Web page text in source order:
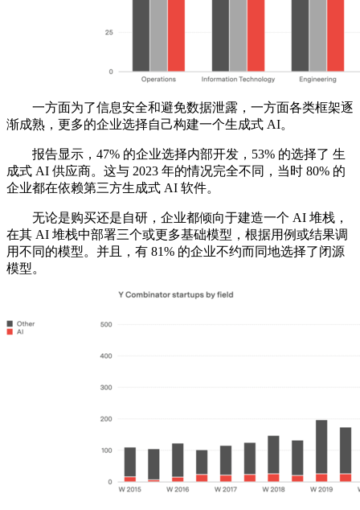
一方面为了信息安全和避免数据泄露，一方面各类框架逐
渐成熟，更多的企业选择自己构建一个生成式 AI。
报告显示，47% 的企业选择内部开发，53% 的选择了 生
成式 AI 供应商。这与 2023 年的情况完全不同，当时 80% 的
企业都在依赖第三方生成式 AI 软件。
无论是购买还是自研，企业都倾向于建造一个 AI 堆栈，
在其 AI 堆栈中部署三个或更多基础模型，根据用例或结果调
用不同的模型。并且，有 81% 的企业不约而同地选择了闭源
模型。